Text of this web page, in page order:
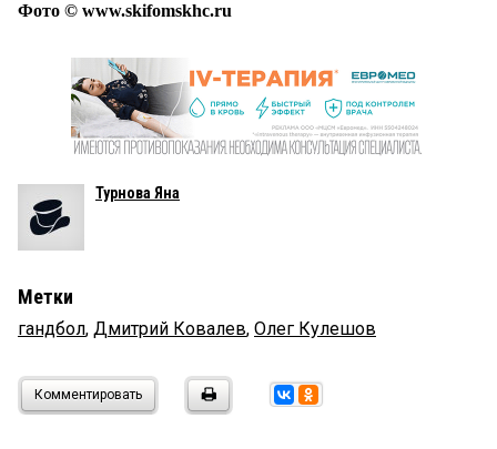
Фото © www.skifomskhc.ru
Турнова Яна
Метки
гандбол, Дмитрий Ковалев, Олег Кулешов
Комментировать